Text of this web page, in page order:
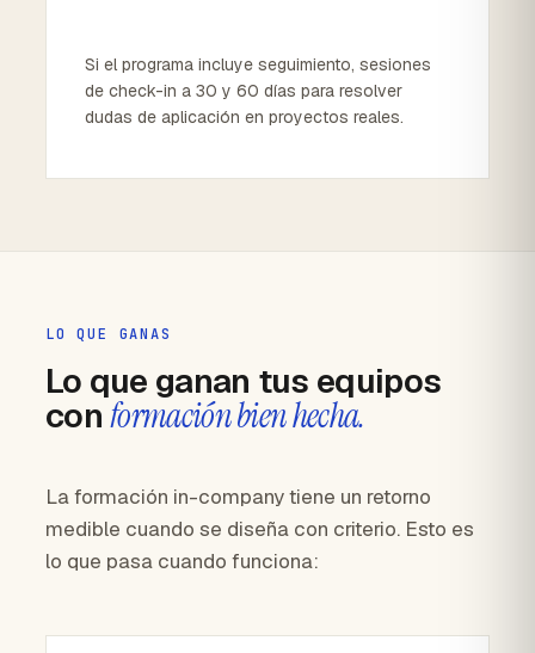
Si el programa incluye seguimiento, sesiones
de check-in a 30 y 60 días para resolver
dudas de aplicación en proyectos reales.
LO QUE GANAS
Lo que ganan tus equipos
conformación bien hecha.
La formación in-company tiene un retorno
medible cuando se diseña con criterio. Esto es
lo que pasa cuando funciona: